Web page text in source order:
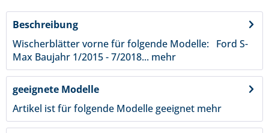
Beschreibung
Wischerblätter vorne für folgende Modelle: Ford S-
Max Baujahr 1/2015 - 7/2018... mehr
geeignete Modelle
Artikel ist für folgende Modelle geeignet mehr